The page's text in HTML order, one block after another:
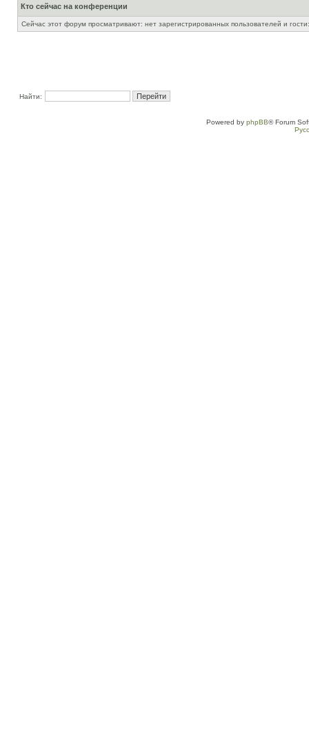
Кто сейчас на конференции
Сейчас этот форум просматривают: нет зарегистрированных пользователей и
Найти:
Powered by phpBB® Forum